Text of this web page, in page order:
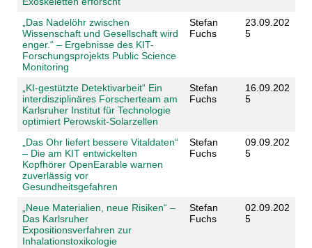
„Das Nadelöhr zwischen
Wissenschaft und Gesellschaft wird
enger.“ – Ergebnisse des KIT-
Forschungsprojekts Public Science
Monitoring
Stefan
Fuchs
23.09.202
5
„KI-gestützte Detektivarbeit“ Ein
interdisziplinäres Forscherteam am
Karlsruher Institut für Technologie
optimiert Perowskit-Solarzellen
Stefan
Fuchs
16.09.202
5
„Das Ohr liefert bessere Vitaldaten“
– Die am KIT entwickelten
Kopfhörer OpenEarable warnen
zuverlässig vor
Gesundheitsgefahren
Stefan
Fuchs
09.09.202
5
„Neue Materialien, neue Risiken“ –
Das Karlsruher
Expositionsverfahren zur
Inhalationstoxikologie
Stefan
Fuchs
02.09.202
5